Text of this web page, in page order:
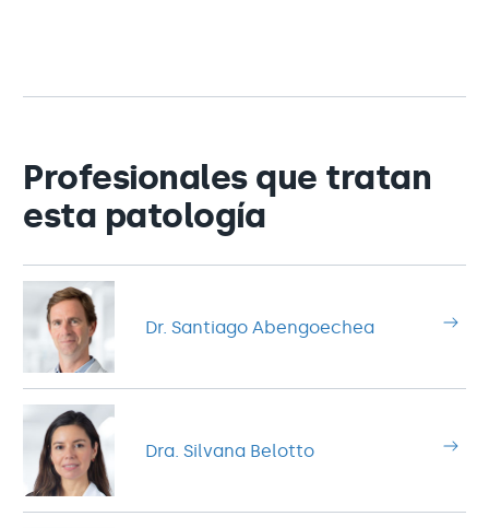
Profesionales que tratan
esta patología
Dr. Santiago Abengoechea
Dra. Silvana Belotto